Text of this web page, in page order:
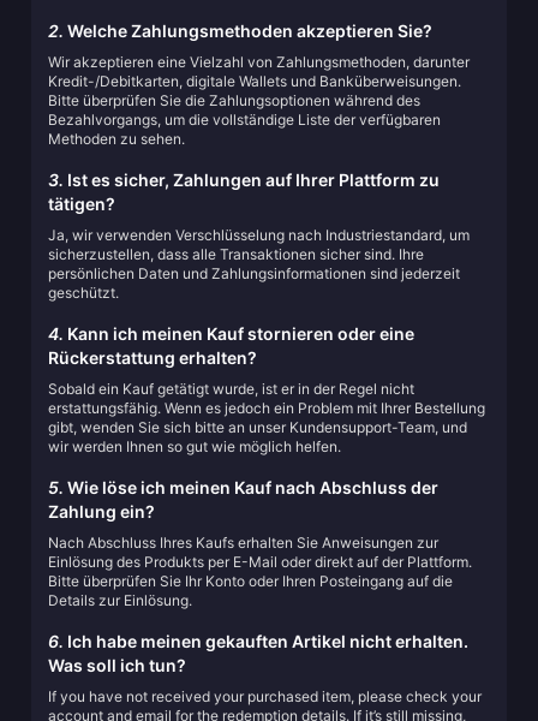
2. Welche Zahlungsmethoden akzeptieren Sie?
Wir akzeptieren eine Vielzahl von Zahlungsmethoden, darunter
Kredit-/Debitkarten, digitale Wallets und Banküberweisungen.
Bitte überprüfen Sie die Zahlungsoptionen während des
Bezahlvorgangs, um die vollständige Liste der verfügbaren
Methoden zu sehen.
3. Ist es sicher, Zahlungen auf Ihrer Plattform zu
tätigen?
Ja, wir verwenden Verschlüsselung nach Industriestandard, um
sicherzustellen, dass alle Transaktionen sicher sind. Ihre
persönlichen Daten und Zahlungsinformationen sind jederzeit
geschützt.
4. Kann ich meinen Kauf stornieren oder eine
Rückerstattung erhalten?
Sobald ein Kauf getätigt wurde, ist er in der Regel nicht
erstattungsfähig. Wenn es jedoch ein Problem mit Ihrer Bestellung
gibt, wenden Sie sich bitte an unser Kundensupport-Team, und
wir werden Ihnen so gut wie möglich helfen.
5. Wie löse ich meinen Kauf nach Abschluss der
Zahlung ein?
Nach Abschluss Ihres Kaufs erhalten Sie Anweisungen zur
Einlösung des Produkts per E-Mail oder direkt auf der Plattform.
Bitte überprüfen Sie Ihr Konto oder Ihren Posteingang auf die
Details zur Einlösung.
6. Ich habe meinen gekauften Artikel nicht erhalten.
Was soll ich tun?
If you have not received your purchased item, please check your
account and email for the redemption details. If it’s still missing,